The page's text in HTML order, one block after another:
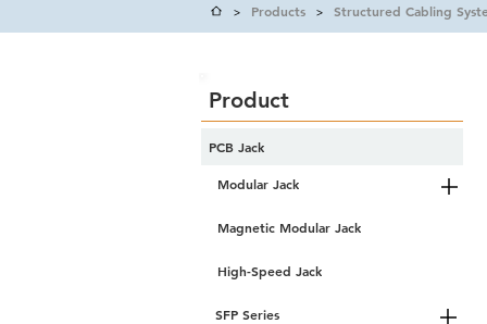
> Products > Structured Cabling
High-Speed Jack
SFP Series
Modular Jack
PCB Jack
Magnetic Modular Jack
Product